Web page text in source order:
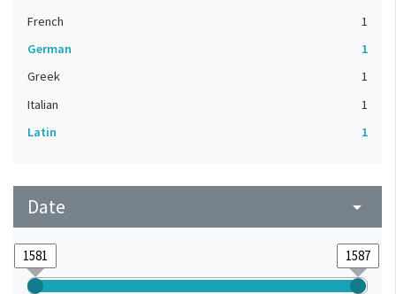
French
1
German
1
Greek
1
Italian
1
Latin
1
Date arrow_drop_down